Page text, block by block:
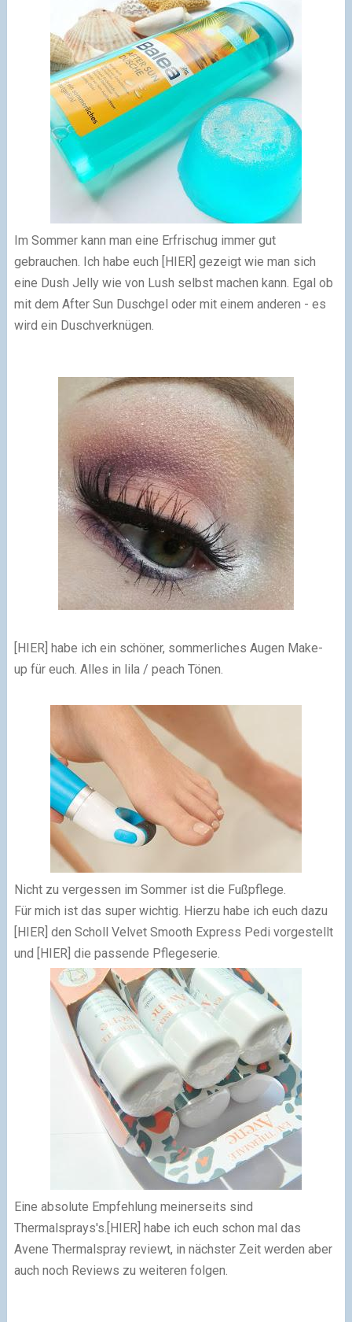
Im Sommer kann man eine Erfrischug immer gut
gebrauchen. Ich habe euch [HIER] gezeigt wie man sich
eine Dush Jelly wie von Lush selbst machen kann. Egal ob
mit dem After Sun Duschgel oder mit einem anderen - es
wird ein Duschverknügen.
[HIER] habe ich ein schöner, sommerliches Augen Make-
up für euch. Alles in lila / peach Tönen.
Nicht zu vergessen im Sommer ist die Fußpflege.
Für mich ist das super wichtig. Hierzu habe ich euch dazu
[HIER] den Scholl Velvet Smooth Express Pedi vorgestellt
und [HIER] die passende Pflegeserie.
Eine absolute Empfehlung meinerseits sind
Thermalsprays's. [HIER] habe ich euch schon mal das
Avene Thermalspray reviewt, in nächster Zeit werden aber
auch noch Reviews zu weiteren folgen.